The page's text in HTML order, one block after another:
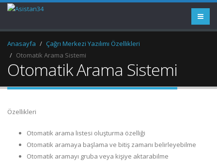
Anasayfa
Çağrı Merkezi Yazılımı Özellikleri
Otomatik Arama Sistemi
Otomatik Arama Sistemi
Özellikleri
Otomatik arama listesi oluşturma özelliği
Otomatik aramaya başlama ve bitiş zamanı belirleyebilme
Otomatik aramayı gruba veya kişiye aktarabilme